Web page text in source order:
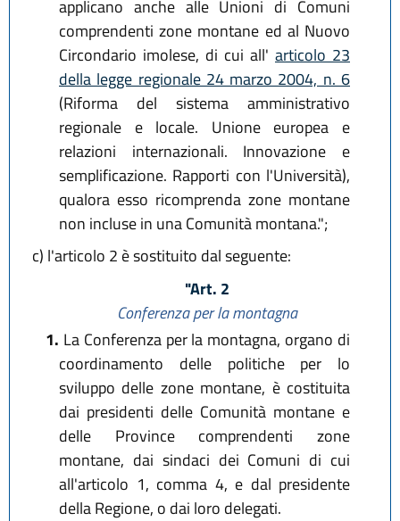
applicano anche alle Unioni di Comuni
comprendenti zone montane ed al Nuovo
Circondario imolese, di cui all' articolo 23
della legge regionale 24 marzo 2004, n. 6
(Riforma del sistema amministrativo
regionale e locale. Unione europea e
relazioni internazionali. Innovazione e
semplificazione. Rapporti con l'Università),
qualora esso ricomprenda zone montane
non incluse in una Comunità montana.";
c) l'articolo 2 è sostituito dal seguente:
"Art. 2
Conferenza per la montagna
1. La Conferenza per la montagna, organo di
coordinamento delle politiche per lo
sviluppo delle zone montane, è costituita
dai presidenti delle Comunità montane e
delle Province comprendenti zone
montane, dai sindaci dei Comuni di cui
all'articolo 1, comma 4, e dal presidente
della Regione, o dai loro delegati.